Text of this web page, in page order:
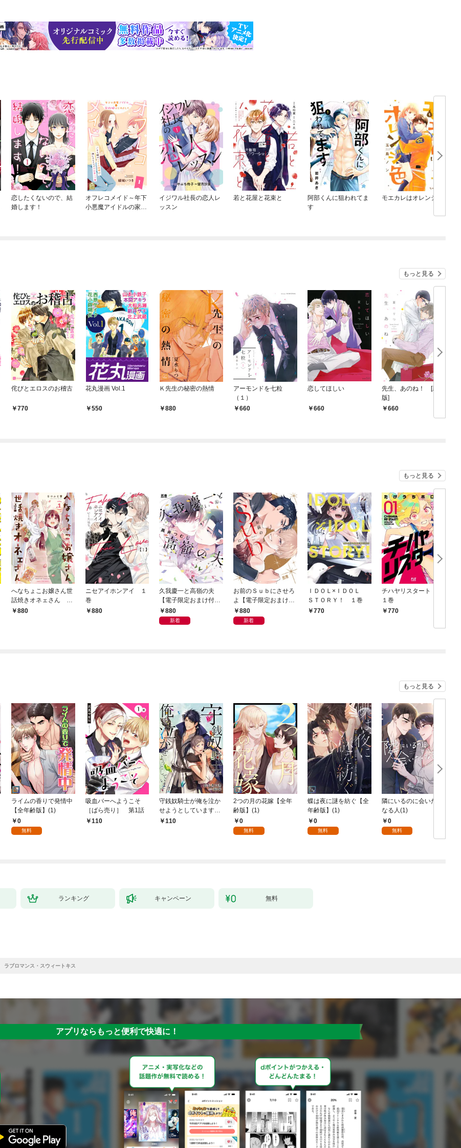
恋したくないので、結
婚します！
オフレコメイド～年下
小悪魔アイドルの家政
イジワル社長の恋人レ
ッスン
若と花屋と花束と
阿部くんに狙われてま
す
モエカレはオレンジ色
もっと見る
侘びとエロスのお稽古
770
花丸漫画 Vol.1
550
Ｋ先生の秘密の熱情
880
アーモンドを七粒
（１）
660
恋してほしい
660
先生、あのね！ [新装
版]
660
もっと見る
へなちょこお嬢さん世
話焼きオネェさん １
巻880
ニセアイホンアイ １
巻
880
久我慶一と高嶺の夫
【電子限定おまけ付
き】880
新着
お前のＳｕｂにさせろ
よ【電子限定おまけ付
き】880
新着
ＩＤＯＬ×ＩＤＯＬ
ＳＴＯＲＹ！ １巻
770
チハヤリスタート！
１巻
770
もっと見る
ライムの香りで発情中
【全年齢版】(1)
0
無料
吸血バーへようこそ
［ばら売り］ 第1話
110
守銭奴騎士が俺を泣か
せようとしています
【単話】 1
110
2つの月の花嫁【全年
齢版】(1)
0
無料
蝶は夜に謎を紡ぐ【全
年齢版】(1)
0
無料
隣にいるのに会いたく
なる人(1)
0
無料
ランキング キャンペーン 無料
ラブロマンス・スウィートキス
アプリならもっと便利で快適に！